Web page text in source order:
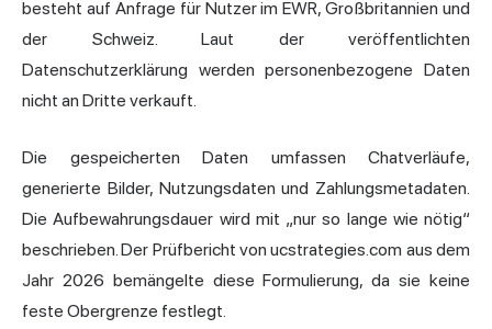
besteht auf Anfrage für Nutzer im EWR, Großbritannien und
der Schweiz. Laut der veröffentlichten
Datenschutzerklärung werden personenbezogene Daten
nicht an Dritte verkauft.
Die gespeicherten Daten umfassen Chatverläufe,
generierte Bilder, Nutzungsdaten und Zahlungsmetadaten.
Die Aufbewahrungsdauer wird mit „nur so lange wie nötig“
beschrieben. Der Prüfbericht von ucstrategies.com aus dem
Jahr 2026 bemängelte diese Formulierung, da sie keine
feste Obergrenze festlegt.